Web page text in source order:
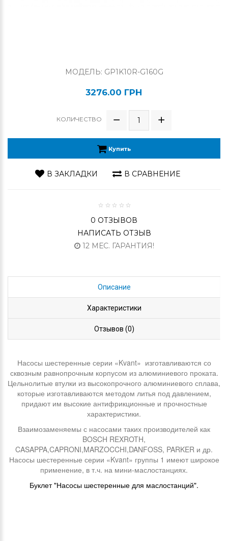
МОДЕЛЬ: GP1K10R-G160G
3276.00 ГРН
КОЛИЧЕСТВО
Купить
В ЗАКЛАДКИ В СРАВНЕНИЕ
0 ОТЗЫВОВ
НАПИСАТЬ ОТЗЫВ
12 МЕС. ГАРАНТИЯ!
Описание
Характеристики
Отзывов (0)
Насосы шестеренные серии «Kvant» изготавливаются со
сквозным равнопрочным корпусом из алюминиевого проката.
Цельнолитые втулки из высокопрочного алюминиевого сплава,
которые изготавливаются методом литья под давлением,
придают им высокие антифрикционные и прочностные
характеристики.
Взаимозаменяемы с насосами таких производителей как
BOSCH REXROTH,
CASAPPA,CAPRONI,MARZOCCHI,DANFOSS, PARKER и др.
Насосы шестеренные серии «Kvant» группы 1 имеют широкое
применение, в т.ч. на мини-маслостанциях.
Буклет "Насосы шестеренные для маслостанций".